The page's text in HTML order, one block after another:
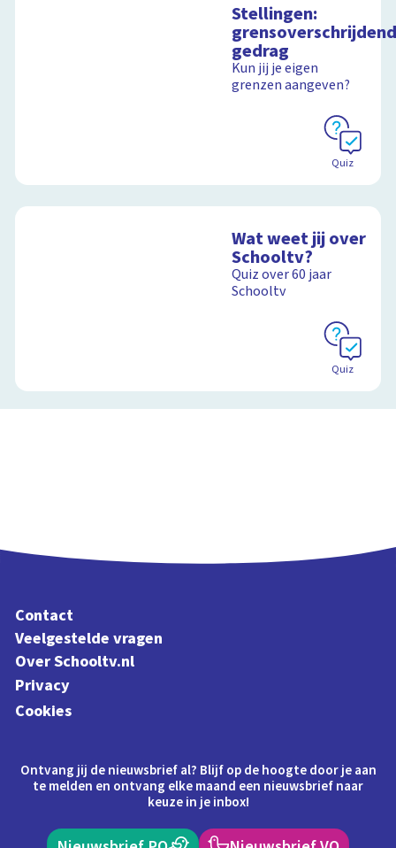
Stellingen:
gedrag
Kun jij je eigen
grenzen aangeven?
Quiz
Wat weet jij over
Schooltv?
Quiz over 60 jaar
Schooltv
Quiz
Contact
Veelgestelde vragen
Over Schooltv.nl
Privacy
Cookies
Ontvang jij de nieuwsbrief al? Blijf op de hoogte door je aan
te melden en ontvang elke maand een nieuwsbrief naar
keuze in je inbox!